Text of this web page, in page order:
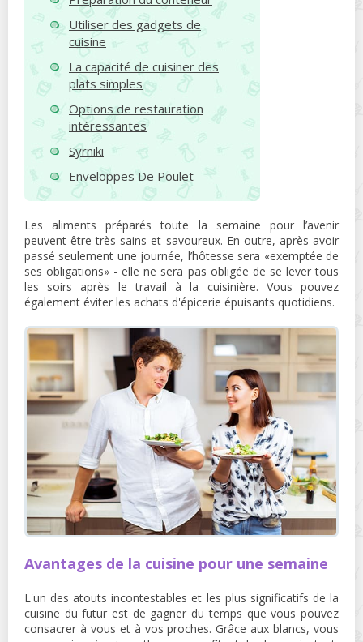
Utiliser des gadgets de
cuisine
La capacité de cuisiner des
plats simples
Options de restauration
intéressantes
Syrniki
Enveloppes De Poulet
Les aliments préparés toute la semaine pour l’avenir
peuvent être très sains et savoureux. En outre, après avoir
passé seulement une journée, l’hôtesse sera «exemptée de
ses obligations» - elle ne sera pas obligée de se lever tous
les soirs après le travail à la cuisinière. Vous pouvez
également éviter les achats d'épicerie épuisants quotidiens.
Avantages de la cuisine pour une semaine
L'un des atouts incontestables et les plus significatifs de la
cuisine du futur est de gagner du temps que vous pouvez
consacrer à vous et à vos proches. Grâce aux blancs, vous